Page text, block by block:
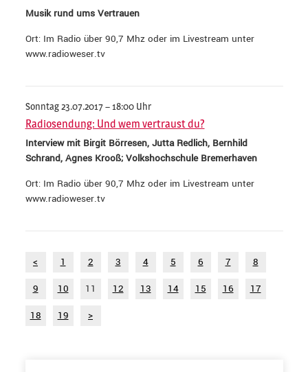
Musik rund ums Vertrauen
Ort: Im Radio über 90,7 Mhz oder im Livestream unter
www.radioweser.tv
Sonntag 23.07.2017 – 18:00 Uhr
Radiosendung: Und wem vertraust du?
Interview mit Birgit Börresen, Jutta Redlich, Bernhild
Schrand, Agnes Krooß; Volkshochschule Bremerhaven
Ort: Im Radio über 90,7 Mhz oder im Livestream unter
www.radioweser.tv
< 1 2 3 4 5 6 7 8
9 10 11 12 13 14 15 16 17
18 19 >